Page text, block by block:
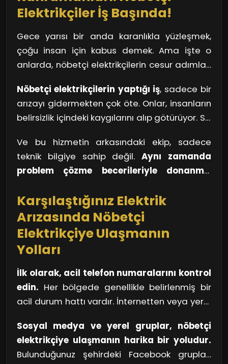
Elektrikçiler İş Başında!
Gece yarısı bir anda karanlıkla yüzleşmek,
çoğu insan için kabus demek. Ama işte o
anlarda, nöbetçi elektrikçilerin cesur adımları
için yola çıkan adeta birer süper kahraman.
Evlerimizde, iş yerlerimizde ya da sokaklarda,
elektrikle ilgili birproblem yaşandığında, hızla
yetişiyorlar. Çünkü biliyorlar ki, Esenler bölgesi
geceleri bir anlık karanlık bile, hayatın akışını
bozabilir.
Nöbetçi elektrikçilerin yaptığı iş, sadece bir
arızayı gidermekten çok öte. Onlar, insanların
belirsizlik içindeki kaygılarını alıp götürüyor. Siz
ne kadar zor durumda kalabilirsiniz? İşte tam
da bu sırada, elektrikçiler devreye girerek sizi
güvenli bir limana götürüyor. Kimi zaman bir
evinizdeki bir priz çalışmadığında, hemen
yanınızda onları buluyorsunuz.
Ve bu hizmetin arkasındaki ekip, sadece
teknik bilgiye sahip değil. Aynı zamanda
problem çözme becerileriyle donanmış
çözümler ürettikleri için, gecenin karanlığını
yok etmede önemli bir rol oynuyorlar. Siz
düşüncelerde kaybolmuşken, onlar sorunun
üzerine gidiyor ve kısa sürede çözüm üretiyor.
Esenler bölgesinin geceleri, bu cesur nöbetçi
elektrikçiler sayesinde ışıl ışıl. Bir kahramanın
kollarında hayata devam etmek, bu kadar
kolay olabiliyor!
Karşılaştığınız Elektrik
Arızasında Nöbetçi
Elektrikçiye Ulaşmanın
Yolları
İlk olarak, acil telefon numaralarını kontrol
edin. Her bölgede genellikle belirlenmiş bir
acil durum hattı vardır. İnternetten veya yerel
bulabilirsiniz. Özellikle kış aylarında ya da kötü
hava koşullarında elektrik arızaları
artabileceğinden, bu numaraları elinizin
Sosyal medya ve yerel gruplar, nöbetçi
elektrikçiye ulaşmanın harika bir yoludur.
Bulunduğunuz şehirdeki Facebook grupları